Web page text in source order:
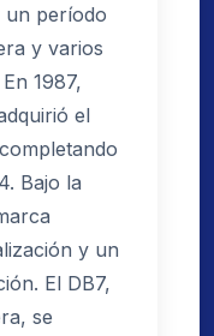
período
y varios
1987,
el
Bajo la
y un
El DB7,
se